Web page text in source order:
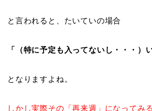
と言われると、たいていの場合
「（特に予定も入ってないし・・・）
となりますよね。
しかし実際その「再来週」になってみ